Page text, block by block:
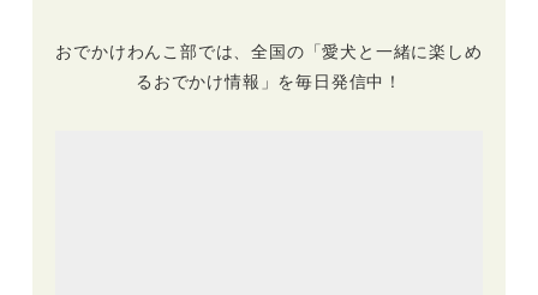
おでかけわんこ部では、全国の「愛犬と一緒に楽しめ
るおでかけ情報」を毎日発信中！